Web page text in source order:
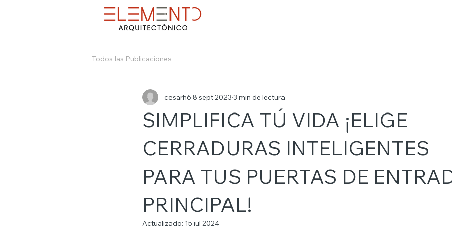
Todos las Publicaciones
SIMPLIFICA TÚ VIDA ¡ELIGE
CERRADURAS INTELIGENTES
PARA TUS PUERTAS DE
PRINCIPAL!
cesarh6 8 sept 2023 3 min de lectura
Actualizado: 15 jul 2024